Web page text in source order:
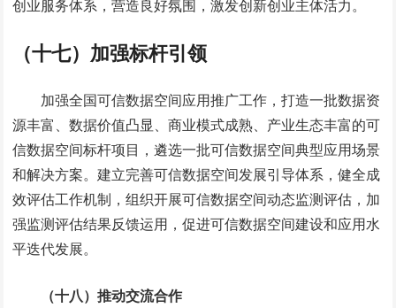
创业服务体系，营造良好氛围，激发创新创业主体活力。
（十七）加强标杆引领
加强全国可信数据空间应用推广工作，打造一批数据资
源丰富、数据价值凸显、商业模式成熟、产业生态丰富的可
信数据空间标杆项目，遴选一批可信数据空间典型应用场景
和解决方案。建立完善可信数据空间发展引导体系，健全成
效评估工作机制，组织开展可信数据空间动态监测评估，加
强监测评估结果反馈运用，促进可信数据空间建设和应用水
平迭代发展。
（十八）推动交流合作